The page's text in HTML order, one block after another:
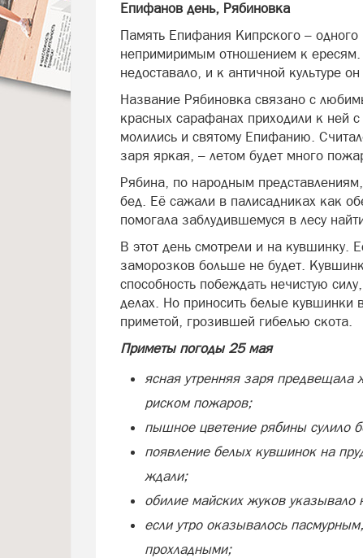
Епифанов день, Рябиновка
Память Епифания Кипрского – одного
непримиримым отношением к ересям.
недоставало, и к античной культуре
Название Рябиновка связано с
красных сарафанах приходили к ней
молились и святому Епифанию.
заря яркая, – летом будет много
Рябина, по народным
бед. Её сажали в палисадниках как
помогала заблудившемуся в лесу
В этот день смотрели и на кувшинку.
заморозков больше не будет.
способность побеждать нечистую
делах. Но приносить белые кувшинки
приметой, грозившей гибелью скота.
Приметы погоды 25 мая
ясная утренняя заря
риском пожаров;
пышное цветение рябины сулило
появление белых кувшинок на
ждали;
обилие майских жуков указывало
если утро оказывалось
прохладными;